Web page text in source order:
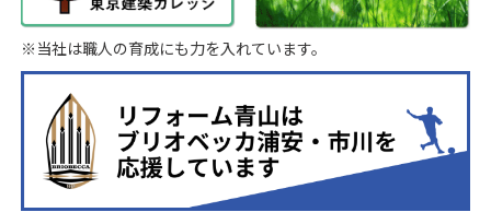
※当社は職人の育成にも力を入れています。